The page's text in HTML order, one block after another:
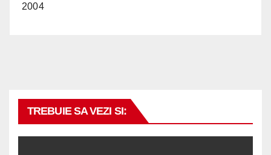
2004
TREBUIE SA VEZI SI: